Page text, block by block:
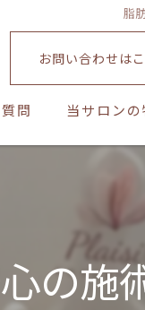
脂
お問い合わせは
問 当サロンの
メンズ
子連れ
の施